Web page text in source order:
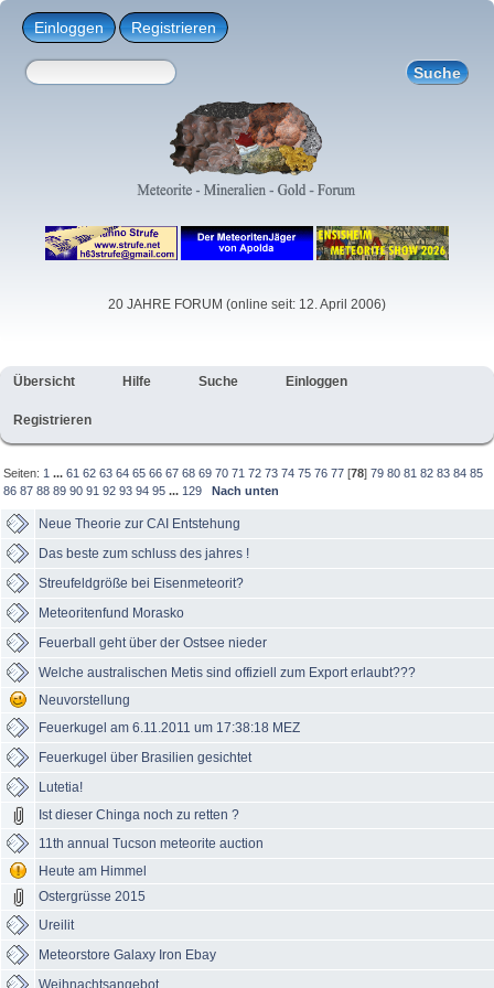
Einloggen Registrieren
20 JAHRE FORUM (online seit: 12. April 2006)
Übersicht Hilfe Suche Einloggen
Registrieren
Seiten: 1 ...61 62 63 64 65 66 67 68 69 70 71 72 73 74 75 76 77 [78]79 80 81 82 83 84 85
86 87 88 89 90 91 92 93 94 95 ... 129 Nach unten
Neue Theorie zur CAI Entstehung
Das beste zum schluss des jahres !
Streufeldgröße bei Eisenmeteorit?
Meteoritenfund Morasko
Feuerball geht über der Ostsee nieder
Welche australischen Metis sind offiziell zum Export erlaubt???
Neuvorstellung
Feuerkugel am 6.11.2011 um 17:38:18 MEZ
Feuerkugel über Brasilien gesichtet
Lutetia!
Ist dieser Chinga noch zu retten ?
11th annual Tucson meteorite auction
Heute am Himmel
Ostergrüsse 2015
Ureilit
Meteorstore Galaxy Iron Ebay
Weihnachtsangebot